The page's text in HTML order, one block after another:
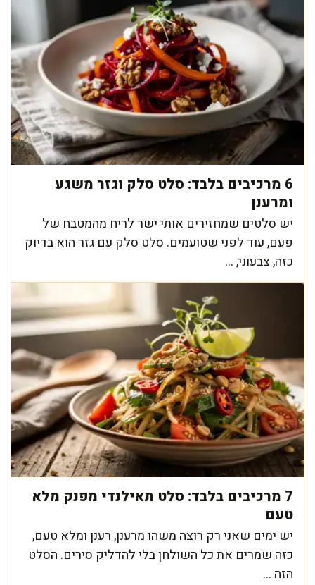
6 מרכיבים בלבד: סלט סלק וגזר משגע
ומרענן
יש סלטים שמחזירים אותי ישר לריח מהמטבח של
פעם, עוד לפני שטועמים. סלט סלק עם גזר הוא בדיוק
כזה, צבעוני, ...
7 מרכיבים בלבד: סלט תאילנדי מפנק מלא
טעם
יש ימים שאני רק רוצה משהו מרענן, רענן ומלא טעם,
כזה שמרים את כל השולחן בלי להדליק סירים. הסלט
הזה ...